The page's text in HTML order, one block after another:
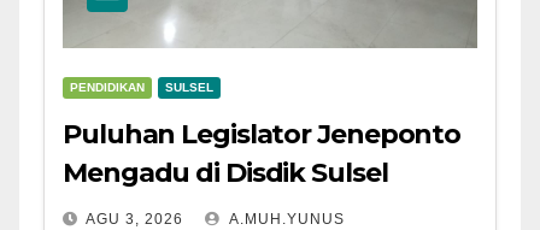
PENDIDIKAN SULSEL
Puluhan Legislator Jeneponto
Mengadu di Disdik Sulsel
AGU 3, 2026 A.MUH.YUNUS